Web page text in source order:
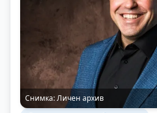
Снимка:Личен архив